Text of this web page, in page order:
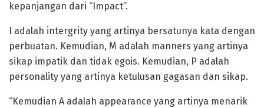
kepanjangan dari “Impact”.
I adalah intergrity yang artinya bersatunya kata dengan
perbuatan. Kemudian, M adalah manners yang artinya
sikap impatik dan tidak egois. Kemudian, P adalah
personality yang artinya ketulusan gagasan dan sikap.
“Kemudian A adalah appearance yang artinya menarik